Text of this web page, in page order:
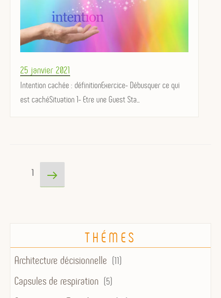
Posted
on
25 janvier 2021
Intention cachée : définitionExercice- Débusquer ce qui
est cachéSituation 1- Etre une Guest Sta...
Pagination
publications
Page1
Page
suivante
THÉMES
Architecture décisionnelle (11)
Capsules de respiration (5)